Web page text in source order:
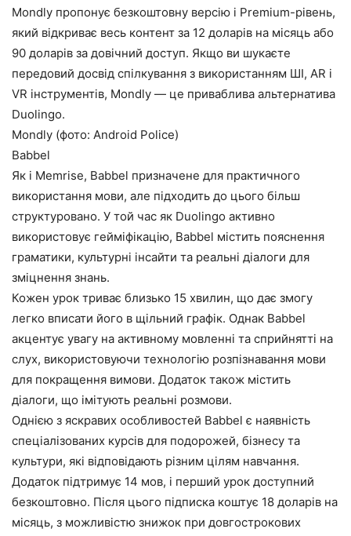
Mondly пропонує безкоштовну версію і Premium-рівень,
який відкриває весь контент за 12 доларів на місяць або
90 доларів за довічний доступ. Якщо ви шукаєте
передовий досвід спілкування з використанням ШІ, AR і
VR інструментів, Mondly — це приваблива альтернатива
Duolingo.
Mondly (фото: Android Police)
Babbel
Як і Memrise, Babbel призначене для практичного
використання мови, але підходить до цього більш
структуровано. У той час як Duolingo активно
використовує гейміфікацію, Babbel містить пояснення
граматики, культурні інсайти та реальні діалоги для
зміцнення знань.
Кожен урок триває близько 15 хвилин, що дає змогу
легко вписати його в щільний графік. Однак Babbel
акцентує увагу на активному мовленні та сприйнятті на
слух, використовуючи технологію розпізнавання мови
для покращення вимови. Додаток також містить
діалоги, що імітують реальні розмови.
Однією з яскравих особливостей Babbel є наявність
спеціалізованих курсів для подорожей, бізнесу та
культури, які відповідають різним цілям навчання.
Додаток підтримує 14 мов, і перший урок доступний
безкоштовно. Після цього підписка коштує 18 доларів на
місяць, з можливістю знижок при довгострокових